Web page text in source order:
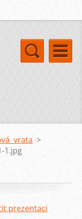
vrata >
1.jpg
prezentaci